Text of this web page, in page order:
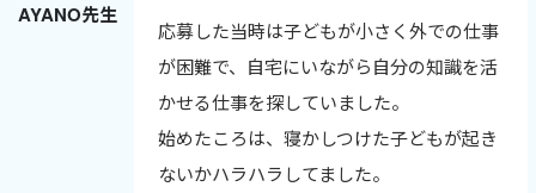
AYANO先生
応募した当時は子どもが小さく外での仕事
が困難で、自宅にいながら自分の知識を活
かせる仕事を探していました。
始めたころは、寝かしつけた子どもが起き
ないかハラハラしてました。